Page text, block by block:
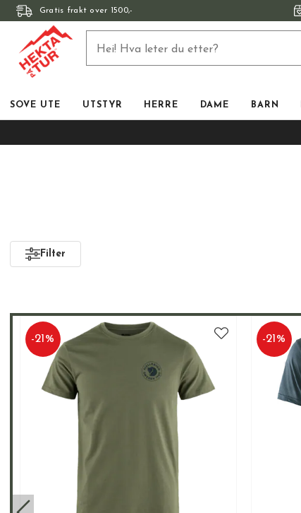
Gratis frakt over 1500,-
SOVE UTE UTSTYR HERRE DAME BARN
Filter
-21 % -21 %